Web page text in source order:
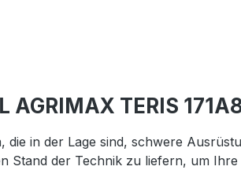
TERIS
in der Lage sind, schwere
Stand der Technik zu liefern, um